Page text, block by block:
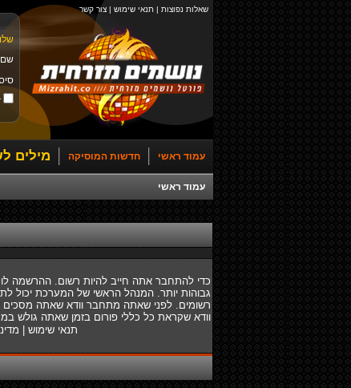
שאלות נפוצות | תנאי שימוש | צור קשר
עמוד ראשי חדשות המוסיקה מילים
עמוד ראשי
כדי להתחבר אתה חייב להיות רשום. ההרשמה
גבוהות יותר. המנהל הראשי של המערכת יכול
רשומים. לפני שאתה מתחבר וודא שאתה מסכים
וודא שקראת כל כללי פורום בזמן שאתה גולש
תנאי שימוש